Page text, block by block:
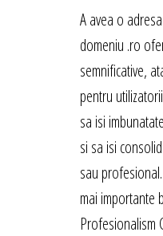
A avea o
domeniu .ro
semnificative,
pentru
sa isi
si sa isi
sau
mai importante
Profesionalism